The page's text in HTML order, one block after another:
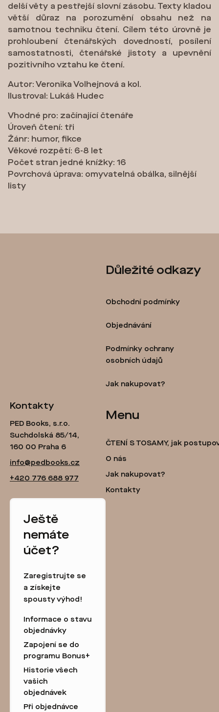
delší věty a pestřejší slovní zásobu. Texty kladou
větší důraz na porozumění obsahu než na
samotnou techniku čtení. Cílem této úrovně je
prohloubení čtenářských dovedností, posílení
samostatnosti, čtenářské jistoty a upevnění
pozitivního vztahu ke čtení.
Autor: Veronika Volhejnová a kol.
Ilustroval: Lukáš Hudec
Vhodné pro: začínající čtenáře
Úroveň čtení: tři
Žánr: humor, fikce
Věkové rozpětí: 6-8 let
Počet stran jedné knížky: 16
Povrchová úprava: omyvatelná obálka, silnější
listy
Důležité odkazy
Obchodní podmínky
Objednávání
Podmínky ochrany
osobních údajů
Jak nakupovat?
Kontakty
PED Books, s.r.o.
Suchdolská 85/14,
160 00 Praha 6
info@pedbooks.cz
+420 776 688 977
Menu
ČTENÍ S TOSAMY, jak
O nás
Jak nakupovat?
Kontakty
Ještě
nemáte
účet?
Zaregistrujte se
a získejte
spousty výhod!
Informace o stavu
objednávky
Zapojení se do
programu Bonus+
Historie všech
vašich
objednávek
Při objednávce